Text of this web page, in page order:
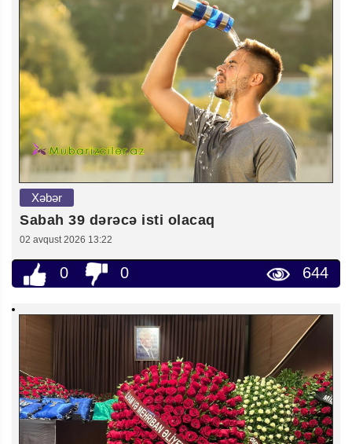
Xəbər
Sabah 39 dərəcə isti olacaq
02 avqust 2026 13:22
0 0 644